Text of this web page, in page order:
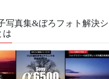
写真集&ぼろフォト解決シ
は